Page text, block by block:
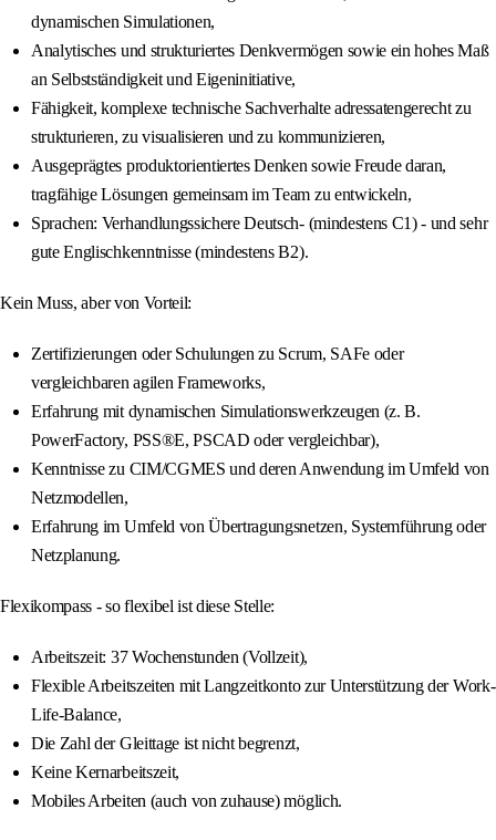
dynamischen Simulationen,
Analytisches und strukturiertes Denkvermögen sowie ein hohes Maß
an Selbstständigkeit und Eigeninitiative,
Fähigkeit, komplexe technische Sachverhalte adressatengerecht zu
strukturieren, zu visualisieren und zu kommunizieren,
Ausgeprägtes produktorientiertes Denken sowie Freude daran,
tragfähige Lösungen gemeinsam im Team zu entwickeln,
Sprachen: Verhandlungssichere Deutsch- (mindestens C1) - und sehr
gute Englischkenntnisse (mindestens B2).
Kein Muss, aber von Vorteil:
Zertifizierungen oder Schulungen zu Scrum, SAFe oder
vergleichbaren agilen Frameworks,
Erfahrung mit dynamischen Simulationswerkzeugen (z. B.
PowerFactory, PSS®E, PSCAD oder vergleichbar),
Kenntnisse zu CIM/CGMES und deren Anwendung im Umfeld von
Netzmodellen,
Erfahrung im Umfeld von Übertragungsnetzen, Systemführung oder
Netzplanung.
Flexikompass - so flexibel ist diese Stelle:
Arbeitszeit: 37 Wochenstunden (Vollzeit),
Flexible Arbeitszeiten mit Langzeitkonto zur Unterstützung der Work-
Life-Balance,
Die Zahl der Gleittage ist nicht begrenzt,
Keine Kernarbeitszeit,
Mobiles Arbeiten (auch von zuhause) möglich.